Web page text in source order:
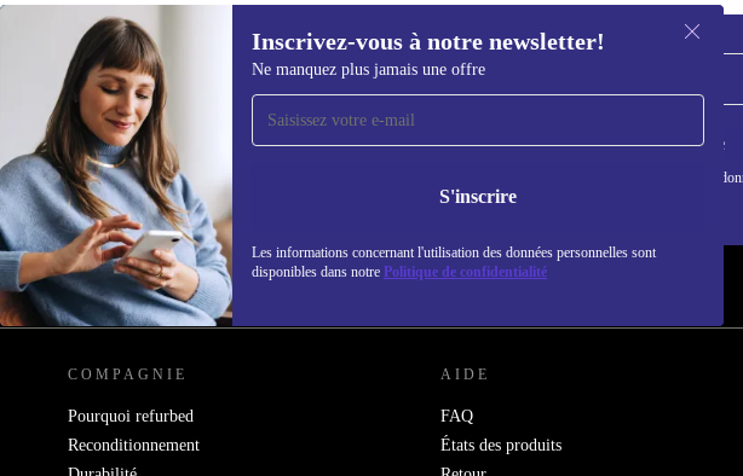
Inscrivez-vous à notre newsletter!
Ne manquez plus jamais une offre
S'inscrire
Les informations concernant l'utilisation des données personnelles sont
disponibles dans notre Politique de confidentialité
Recevoir offres et infos de
refurbed par mail
Ne manquez plus aucune offre.
S'inscrire
Retrouvez les informations sur l'utilisation des
politique de confidentialité
REFURBED LUXEMBOURG - RETHINK NEW.
COMPAGNIE
Pourquoi refurbed
Reconditionnement
AIDE
FAQ
États des produits